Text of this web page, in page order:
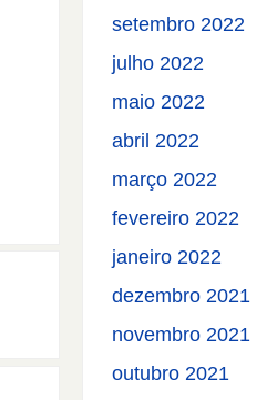
setembro 2022
julho 2022
maio 2022
abril 2022
março 2022
fevereiro 2022
janeiro 2022
dezembro 2021
novembro 2021
outubro 2021